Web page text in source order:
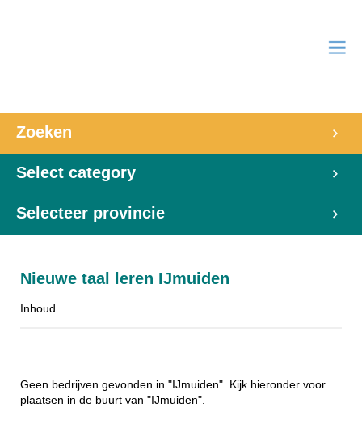
Zoeken
Select category
Selecteer provincie
Nieuwe taal leren IJmuiden
Inhoud
Geen bedrijven gevonden in "IJmuiden". Kijk hieronder voor
plaatsen in de buurt van "IJmuiden".